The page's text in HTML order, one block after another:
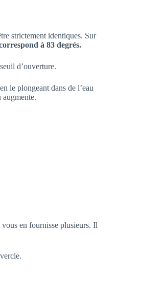
strictement identiques. Sur
à 83 degrés.
d’ouverture.
le plongeant dans de l’eau
augmente.
en fournisse plusieurs. Il